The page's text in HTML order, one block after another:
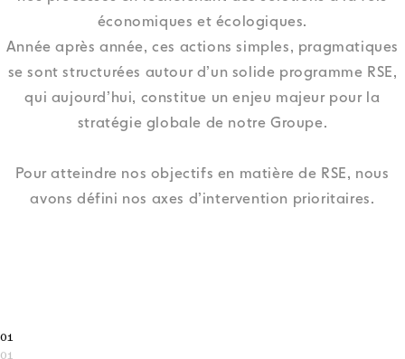
économiques et écologiques.
Année après année, ces actions simples, pragmatiques
se sont structurées autour d’un solide programme RSE,
qui aujourd’hui, constitue un enjeu majeur pour la
stratégie globale de notre Groupe.
Pour atteindre nos objectifs en matière de RSE, nous
avons défini nos axes d’intervention prioritaires.
01
01